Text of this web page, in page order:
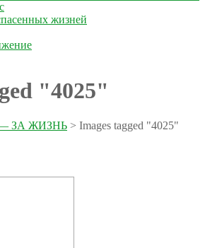
жизней
"4025"
ЗА ЖИЗНЬ > Images tagged "4025"